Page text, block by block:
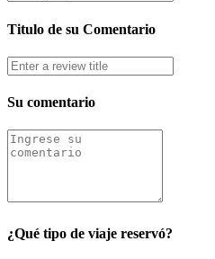
Titulo de su Comentario
Su comentario
¿Qué tipo de viaje reservó?